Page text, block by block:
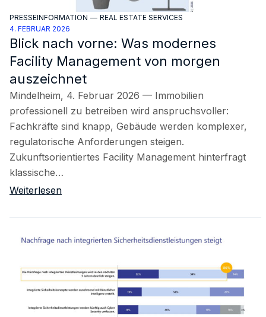
PRESSEINFORMATION — REAL ESTATE SERVICES
4. FEBRUAR 2026
Blick nach vorne: Was modernes
Facility Management von morgen
auszeichnet
Mindelheim, 4. Februar 2026 — Immobilien
professionell zu betreiben wird anspruchsvoller:
Fachkräfte sind knapp, Gebäude werden komplexer,
regulatorische Anforderungen steigen.
Zukunftsorientiertes Facility Management hinterfragt
klassische…
Weiterlesen